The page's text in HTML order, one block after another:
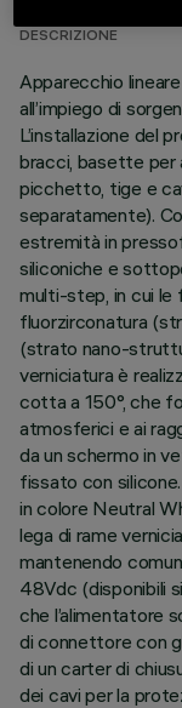
DESCRIZIONE
Apparecchio
all’impiego di
L’installazione del
bracci, basette
picchetto, tige e
separatamente).
estremità in
siliconiche e
multi-step, in cui le
fluorzirconatura
(strato nano-
verniciatura è
cotta a 150°, che
atmosferici e ai
da un schermo in
fissato con
in colore Neutral
lega di rame
mantenendo
48Vdc (disponibili
che l’alimentatore
di connettore con
di un carter di
dei cavi per la